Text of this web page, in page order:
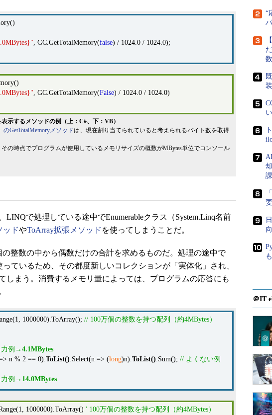
, GC.GetTotalMemory(false) / 1024.0 / 1024.0);
, GC.GetTotalMemory(False) / 1024.0 / 1024.0)
示するメソッドの例（上：C#、下：VB）
GetTotalMemoryメソッドは、現在割り当てられていると考えられるバイト数を取得
の時点でプログラムが使用しているメモリサイズの概数がMBytes単位でコンソール
で処理している途中でEnumerableクラス（System.Linq名前
ッドやToArray拡張メソッド を使ってしまうことだ。
整数の中から偶数だけの合計を求めるものだ。処理の途中で
ているため、その都度新しいコレクションが「実体化」され、
しまう。消費するメモリ量によっては、プログラムの応答にも
1000000).ToArray(); // 100万個の整数を持つ配列（約4MBytes）
力例→4.1MBytes
n % 2 == 0).ToList().Select(n => (long)n).ToList().Sum(); // よくない例
力例→ 14.0MBytes
1000000).ToArray() ' 100万個の整数を持つ配列（約4MBytes）
“
＠IT